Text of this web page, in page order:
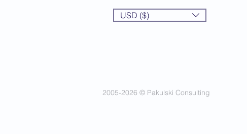
USD ($)
2005-2026 © Pakulski Consulting